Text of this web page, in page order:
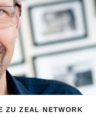
ZU ZEAL NETWORK